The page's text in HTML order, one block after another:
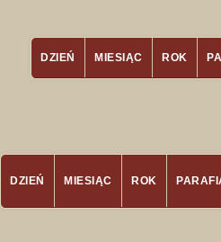
DZIEŃ MIESIĄC ROK
DZIEŃ MIESIĄC ROK